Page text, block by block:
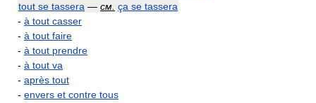
tout se tassera — см. ça se tassera
- à tout casser
- à tout faire
- à tout prendre
- à tout va
- après tout
- envers et contre tous